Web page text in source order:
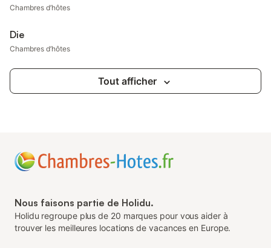
Chambres d’hôtes
Die
Chambres d’hôtes
Tout afficher
Nous faisons partie de Holidu.
Holidu regroupe plus de 20 marques pour vous aider à
trouver les meilleures locations de vacances en Europe.